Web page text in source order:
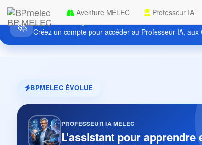
BP MELEC
Aventure MELEC Professeur IA
🚀 Découvrez gratuitement BPmelec
Créez un compte pour accéder au Professeur IA,
BPMELEC ÉVOLUE
PROFESSEUR IA MELEC
L’assistant pour apprendre